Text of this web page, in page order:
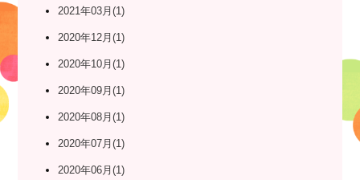
2021年03月(1)
2020年12月(1)
2020年10月(1)
2020年09月(1)
2020年08月(1)
2020年07月(1)
2020年06月(1)